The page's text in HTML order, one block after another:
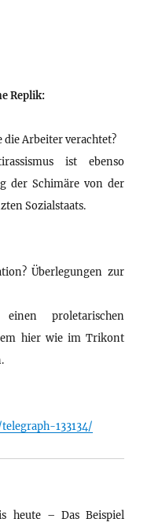
Replik:
die Arbeiter verachtet?
ist ebenso
der Schimäre von der
Sozialstaats.
Überlegungen zur
proletarischen
hier wie im Trikont
133134/
heute – Das Beispiel